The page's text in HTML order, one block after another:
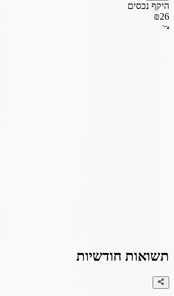
היקף נכסים
₪26
תשואות חודשיות